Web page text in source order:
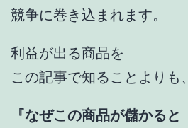
競争に巻き込まれます。
利益が出る商品を
この記事で知ることよりも、
『なぜこの商品が儲かると